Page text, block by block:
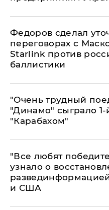
Федоров сделал
переговорах с
Starlink против
баллистики
"Очень трудный
"Динамо" сыграло 1-
"Карабахом"
​"Все любят
узнало о
и США